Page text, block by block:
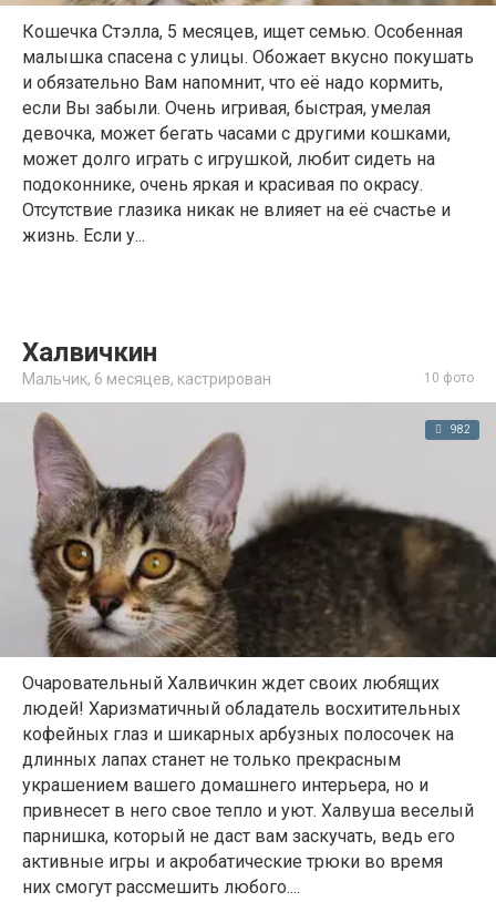
Кошечка Стэлла, 5 месяцев, ищет семью. Особенная
малышка спасена с улицы. Обожает вкусно покушать
и обязательно Вам напомнит, что её надо кормить,
если Вы забыли. Очень игривая, быстрая, умелая
девочка, может бегать часами с другими кошками,
может долго играть с игрушкой, любит сидеть на
подоконнике, очень яркая и красивая по окрасу.
Отсутствие глазика никак не влияет на её счастье и
жизнь. Если у...
Халвичкин
Мальчик, 6 месяцев, кастрирован 10 фото
982
Очаровательный Халвичкин ждет своих любящих
людей! Харизматичный обладатель восхитительных
кофейных глаз и шикарных арбузных полосочек на
длинных лапах станет не только прекрасным
украшением вашего домашнего интерьера, но и
привнесет в него свое тепло и уют. Халвуша веселый
парнишка, который не даст вам заскучать, ведь его
активные игры и акробатические трюки во время
них смогут рассмешить любого....